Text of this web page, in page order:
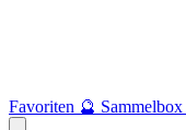
Favoriten 🔮 Sammelbox